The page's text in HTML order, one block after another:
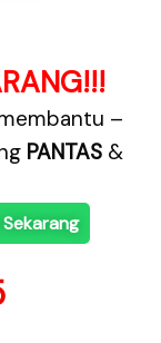
–
PANTAS&